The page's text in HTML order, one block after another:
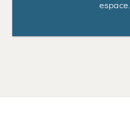
espace.